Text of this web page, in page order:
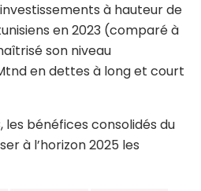
à hauteur de
en 2023 (comparé à
son niveau
en dettes à long et court
les bénéfices consolidés du
à l’horizon 2025 les